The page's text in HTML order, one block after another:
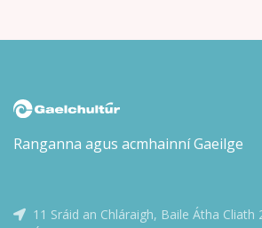
Ranganna agus acmhainní Gaeilge
11 Sráid an Chláraigh, Baile Átha Cliath